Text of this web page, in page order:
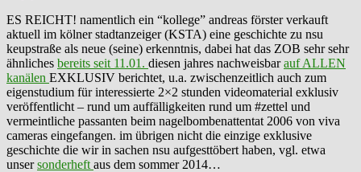
ES REICHT! namentlich ein “kollege” andreas ‪‎förster‬ verkauft
aktuell im kölner stadtanzeiger (KSTA) eine geschichte zu ‪‎nsu‬
‪keupstraße‬ als neue (seine) erkenntnis, dabei hat das ZOB sehr sehr
ähnliches bereits seit 11.01. diesen jahres nachweisbaraufALLEN
kanälen EXKLUSIV berichtet, u.a. zwischenzeitlich auch zum
eigenstudium für interessierte 2×2 stunden videomaterial exklusiv
veröffentlicht – rund um ‎auffälligkeiten‬ rund um #‎zettel‬ und
vermeintliche passanten beim ‪‎nagelbombenattentat‬ 2006 von ‎viva‬
cameras eingefangen. im übrigen nicht die einzige exklusive
geschichte die wir in sachen nsu aufgesttöbert haben, vgl. etwa
unsersonderheft aus dem sommer 2014…